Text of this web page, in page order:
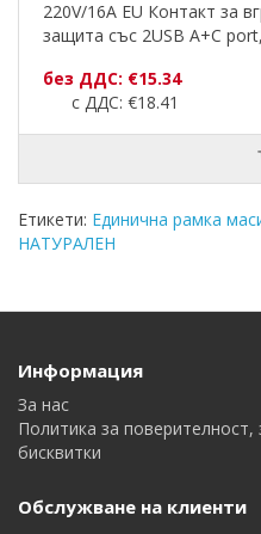
220V/16A EU Контакт за
защита със 2USB A+C
без ДДС: €15.34
с ДДС: €18.41
Етикети: Единична рамка
НАТУРАЛЕН
Информация
За нас
Политика за
бисквитки
Обслужване на клиенти